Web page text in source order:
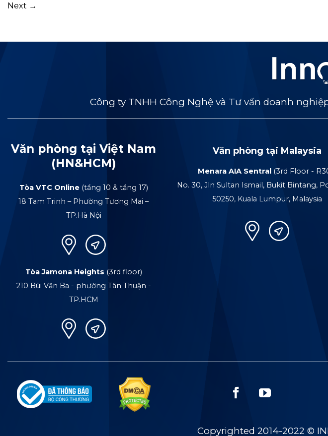
Next →
Công ty TNHH Công Nghệ và Tư vấn doanh
Văn phòng tại Việt Nam
(HN&HCM)
Tòa VTC Online(tầng 10 & tầng 17)
18 Tam Trinh – Phường Tương Mai –
TP.Hà Nội
Tòa Jamona Heights (3rd floor)
210 Bùi Văn Ba - phường Tân Thuận -
TP.HCM
Văn phòng tại Malaysia
Menara AIA Sentral (3rd Floor -
No. 30, Jln Sultan Ismail, Bukit Bintang,
50250, Kuala Lumpur, Malaysia
Copyrighted 2014-2022 ©